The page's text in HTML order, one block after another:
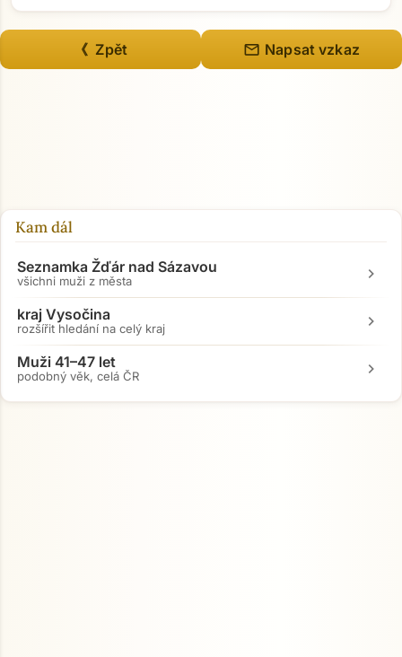
《 Zpět mail Napsat vzkaz
Kam dál
Seznamka Žďár nad Sázavou
všichni muži z města chevron_right
kraj Vysočina
rozšířit hledání na celý kraj chevron_right
Muži 41–47 let
podobný věk, celá ČR chevron_right